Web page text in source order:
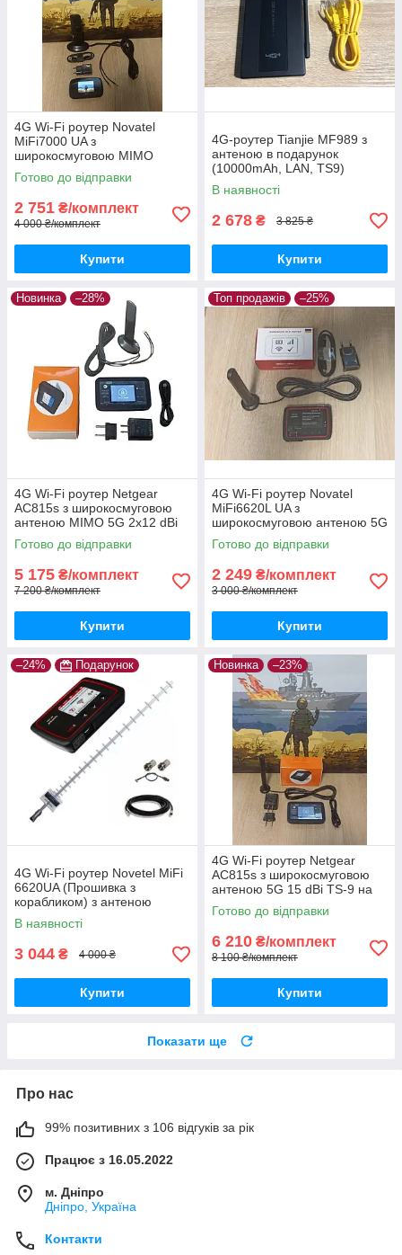
4G Wi-Fi роутер Novatel
MiFi7000 UA з
широкосмуговою MIMO
антеною 5G 2x12 dBi на
магніті
Готово до відправки
2 751 ₴/комплект
4 000 ₴/комплект
Купити
4G-роутер Tianjie MF989 з
антеною в подарунок
(10000mAh, LAN, TS9)
В наявності
2 678 ₴ 3 825 ₴
Купити
Новинка –28%
4G Wi-Fi роутер Netgear
AC815s з широкосмуговою
антеною MIMO 5G 2x12 dBi
на магніті
Готово до відправки
5 175 ₴/комплект
7 200 ₴/комплект
Купити
Топ продажів –25%
4G Wi-Fi роутер Novatel
MiFi6620L UA з
широкосмуговою антеною 5G
15 dBi TS-9 на магніті
Готово до відправки
2 249 ₴/комплект
3 000 ₴/комплект
Купити
–24% Подарунок
4G Wi-Fi роутер Novetel MiFi
6620UA (Прошивка з
корабликом) з антеною
Стріла 21 dBi + 20 м
В наявності
3 044 ₴ 4 000 ₴
Купити
Новинка –23%
4G Wi-Fi роутер Netgear
AC815s з широкосмуговою
антеною 5G 15 dBi TS-9 на
магніті
Готово до відправки
6 210 ₴/комплект
8 100 ₴/комплект
Купити
Показати ще
Про нас
99% позитивних з 106 відгуків за рік
Працює з 16.05.2022
м. Дніпро
Дніпро, Україна
Контакти